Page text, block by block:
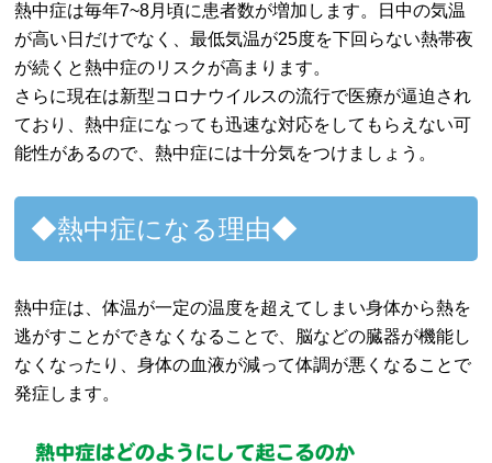
熱中症は毎年7~8月頃に患者数が増加します。日中の気温
が高い日だけでなく、最低気温が25度を下回らない熱帯夜
が続くと熱中症のリスクが高まります。
さらに現在は新型コロナウイルスの流行で医療が逼迫され
ており、熱中症になっても迅速な対応をしてもらえない可
能性があるので、熱中症には十分気をつけましょう。
◆熱中症になる理由◆
熱中症は、体温が一定の温度を超えてしまい身体から熱を
逃がすことができなくなることで、脳などの臓器が機能し
なくなったり、身体の血液が減って体調が悪くなることで
発症します。